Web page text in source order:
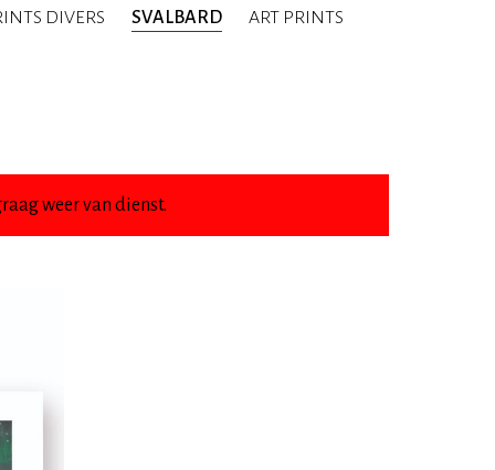
DIVERS SVALBARD ART PRINTS
weer van dienst.